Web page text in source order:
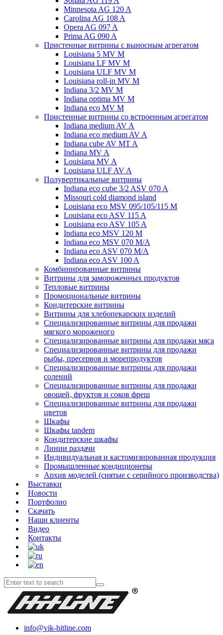
Minnesota AG 120 A
Carolina AG 108 A
Opera AG 097 A
Prima AG 090 A
Пристенные витрины с выносным агрегатом
Louisiana 5 MV M
Louisiana LF MV M
Louisiana ULF MV M
Louisiana roll-in MV M
Indiana 3/2 MV M
Indiana optima MV M
Indiana eco MV M
Пристенные витрины со встроенным агрегатом
Indiana medium AV A
Indiana eco medium AV A
Indiana cube AV MT A
Indiana MV A
Louisiana MV A
Louisiana ULF AV A
Полувертикальные витрины
Indiana eco cube 3/2 ASV 070 A
Missouri cold diamond island
Louisiana eco MSV 095/105/115 M
Louisiana eco ASV 115 A
Louisiana eco ASV 105 A
Indiana eco MSV 120 M
Indiana eco MSV 070 M/A
Indiana eco ASV 070 M/A
Indiana eco ASV 100 A
Комбинированные витрины
Витрины для замороженных продуктов
Тепловые витрины
Промоциональные витрины
Кондитерские витрины
Витрины для хлебопекарских изделий
Специализированные витрины для продажи
мягкого мороженого
Специализированные витрины для продажи мяса
Специализированные витрины для продажи
рыбы, пресервов и морепродуктов
Специализированные витрины для продажи
солений
Специализированные витрины для продажи
овощей, фруктов и соков фреш
Специализированные витрины для продажи
цветов
Шкафы
Шкафы tandem
Кондитерские шкафы
Линии раздачи
Индивидуальная и кастомизированная продукция
Промышленные кондиционеры
Архив моделей (снятые с серийного производства)
Выставки
Новости
Портфолио
Скачать
Наши клиенты
Видео
Контакты
info@vik-hitline.com